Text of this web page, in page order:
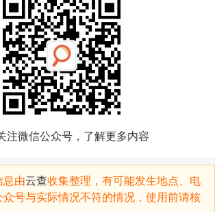
注微信公众号，了解更多内容
由云查收集整理，有可能发生地点、电
号与实际情况不符的情况，使用前请核